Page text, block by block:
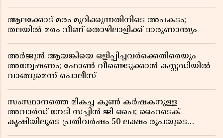
ആലക്കോട് മരം മുറിക്കുന്നതിനിടെ അപകടം;
തലയിൽ മരം വീണ് തൊഴിലാളിക്ക് ദാരുണാന്ത്യം
അർജുൻ ആയങ്കിയെ ഒളിപ്പിച്ചവർക്കെതിരെയും
അന്വേഷണം; ഫോൺ വീണ്ടെടുക്കാൻ കസ്റ്റഡിയിൽ
വാങ്ങുമെന്ന് പൊലീസ്
സംസ്ഥാനത്തെ മികച്ച കൂൺ കർഷകനുള്ള
അവാർഡ് നേടി സച്ചിൻ ജി പൈ; ഹൈടെക്
കൃഷിയിലൂടെ പ്രതിവർഷം 50 ലക്ഷം രൂപയുടെ